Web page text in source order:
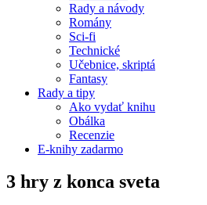
Rady a návody
Romány
Sci-fi
Technické
Učebnice, skriptá
Fantasy
Rady a tipy
Ako vydať knihu
Obálka
Recenzie
E-knihy zadarmo
3 hry z konca sveta